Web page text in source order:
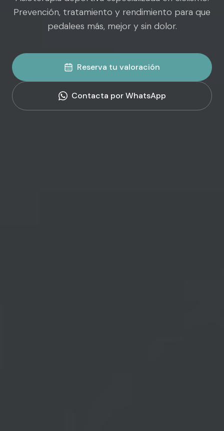
Prevención, tratamiento y rendimiento para que
pedalees más, mejor y sin dolor.
Reserva tu valoración
Contacta por WhatsApp